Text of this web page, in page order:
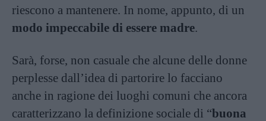
riescono a mantenere. In nome, appunto, di un
modo impeccabile di essere madre.
Sarà, forse, non casuale che alcune delle donne
perplesse dall’idea di partorire lo facciano
anche in ragione dei luoghi comuni che ancora
caratterizzano la definizione sociale di “buona